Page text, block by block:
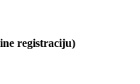
registraciju)